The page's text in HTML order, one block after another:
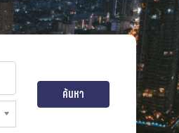
ค้นหา